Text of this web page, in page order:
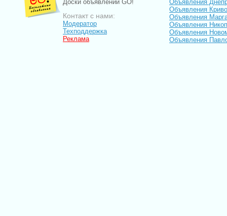
Доски объявлений GO!
Контакт с нами:
Модератор
Техподдержка
Реклама
Объявления
Объявления
Объявления
Объявления
Объявления
Объявления